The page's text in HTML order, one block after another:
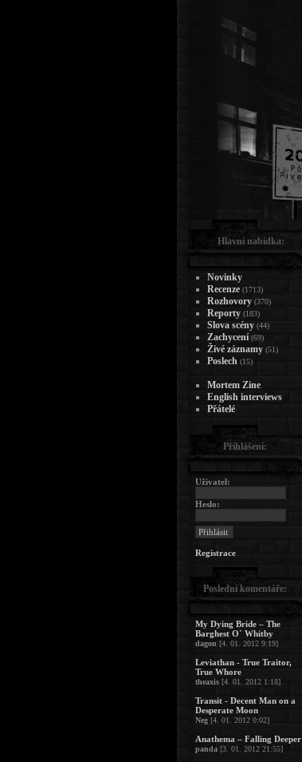
Hlavní nabídka:
Novinky
Recenze (1713)
Rozhovory (370)
Reporty (183)
Slova scény (44)
Zachycení (69)
Živé záznamy (51)
Poslech (15)
Mortem Zine
English interviews
Přátelé
Přihlášení:
Uživatel:
Heslo:
Registrace
Poslední komentáře:
My Dying Bride – The
Barghest O´ Whitby
dagon [4. 01. 2012 9:19]
Leviathan - True Traitor,
True Whore
theaxis [4. 01. 2012 1:18]
Transit - Decent Man on a
Desperate Moon
Neg [4. 01. 2012 0:02]
Anathema – Falling Deeper
panda [3. 01. 2012 21:55]